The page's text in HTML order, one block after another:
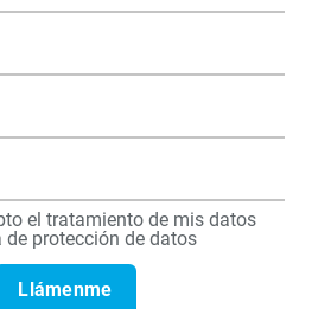
el tratamiento de mis datos
protección de datos